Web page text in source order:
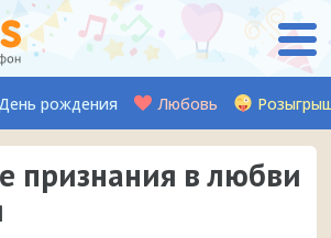
рождения Любовь
признания в любви